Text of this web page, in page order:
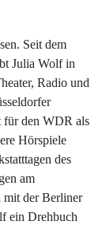
Seit dem
Julia Wolf in
Radio und
für den WDR als
Hörspiele
des
am
mit der Berliner
ein Drehbuch